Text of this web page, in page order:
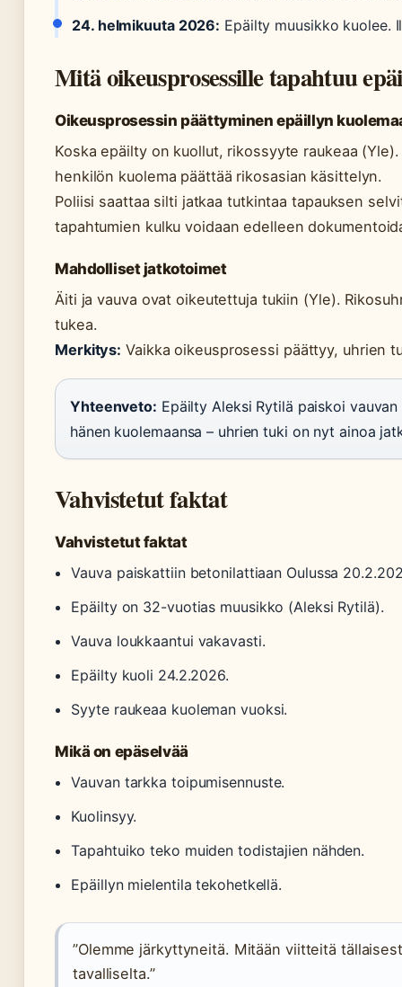
24. helmikuuta 2026: Epäilty muusikko kuolee.
Mitä oikeusprosessille tapahtuu
Oikeusprosessin päättyminen epäillyn
Koska epäilty on kuollut, rikossyyte raukeaa
henkilön kuolema päättää rikosasian käsittelyn.
Poliisi saattaa silti jatkaa tutkintaa tapauksen
tapahtumien kulku voidaan edelleen
Mahdolliset jatkotoimet
Äiti ja vauva ovat oikeutettuja tukiin (Yle).
tukea.
Merkitys: Vaikka oikeusprosessi päättyy, uhrien
Yhteenveto: Epäilty Aleksi Rytilä paiskoi
hänen kuolemaansa – uhrien tuki on nyt ainoa
Vahvistetut faktat
Vahvistetut faktat
Vauva paiskattiin betonilattiaan Oulussa
Epäilty on 32-vuotias muusikko (Aleksi Rytilä).
Vauva loukkaantui vakavasti.
Epäilty kuoli 24.2.2026.
Syyte raukeaa kuoleman vuoksi.
Mikä on epäselvää
Vauvan tarkka toipumisennuste.
Kuolinsyy.
Tapahtuiko teko muiden todistajien nähden.
Epäillyn mielentila tekohetkellä.
”Olemme järkyttyneitä. Mitään viitteitä
tavalliselta.”